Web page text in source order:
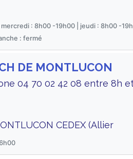
: 8h00 -19h00 | jeudi : 8h00 -
: fermé
DE MONTLUCON
04 70 02 42 08 entre 8h
CEDEX (Allier